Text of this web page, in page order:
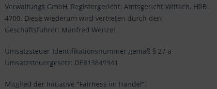
Verwaltungs GmbH, Registergericht: Amtsgericht Wittlich, HRB
4700. Diese wiederum wird vertreten durch den
Geschäftsführer: Manfred Wenzel
Umsatzsteuer-Identifikationsnummer gemäß § 27 a
Umsatzsteuergesetz: DE813849941
Mitglied der Initiative "Fairness im Handel".